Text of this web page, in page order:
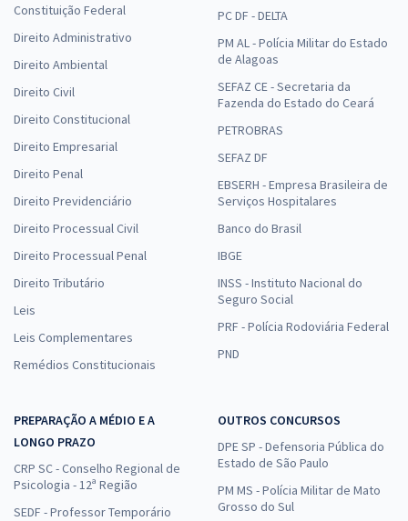
Constituição Federal
Direito Administrativo
Direito Ambiental
Direito Civil
Direito Constitucional
Direito Empresarial
Direito Penal
Direito Previdenciário
Direito Processual Civil
Direito Processual Penal
Direito Tributário
Leis
Leis Complementares
Remédios Constitucionais
PC DF - DELTA
PM AL - Polícia Militar do Estado
de Alagoas
SEFAZ CE - Secretaria da
Fazenda do Estado do Ceará
PETROBRAS
SEFAZ DF
EBSERH - Empresa Brasileira de
Serviços Hospitalares
Banco do Brasil
IBGE
INSS - Instituto Nacional do
Seguro Social
PRF - Polícia Rodoviária Federal
PND
PREPARAÇÃO A MÉDIO E A
LONGO PRAZO
CRP SC - Conselho Regional de
Psicologia - 12ª Região
SEDF - Professor Temporário
OUTROS CONCURSOS
DPE SP - Defensoria Pública do
Estado de São Paulo
PM MS - Polícia Militar de Mato
Grosso do Sul